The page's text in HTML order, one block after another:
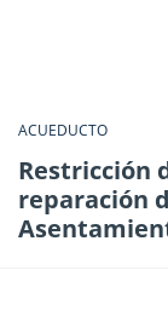
ACUEDUCTO
Restricción
reparación